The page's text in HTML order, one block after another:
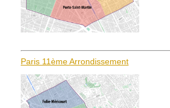
Paris 11ème Arrondissement